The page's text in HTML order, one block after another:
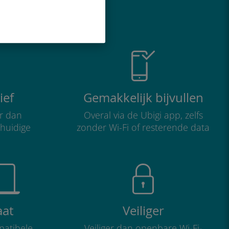
geweldig is
dan
Gemakkelijk bijvullen
Overal via de Ubigi app, zelfs
zonder Wi-Fi of resterende data
Veiliger